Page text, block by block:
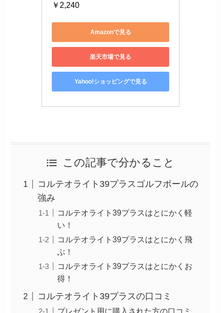
￥2,240
Amazonで見る
楽天市場で見る
Yahoo!ショッピングで見る
この記事で分かること
コルテオライト39プラスゴルフボールの
強み
コルテオライト39プラスはとにかく軽
い！
コルテオライト39プラスはとにかく飛
ぶ！
コルテオライト39プラスはとにかくお
得！
コルテオライト39プラスの口コミ
プレゼント用に購入された方の口コミ